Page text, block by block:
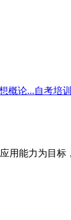
概论...自考培训
能力为目